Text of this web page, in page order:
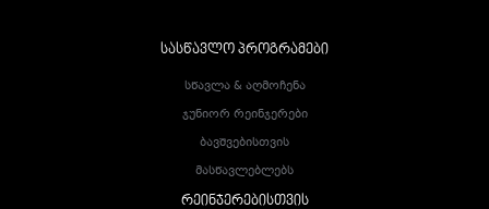
ᲡᲐᲡᲬᲐᲕᲚᲝ ᲞᲠᲝᲒᲠᲐᲛᲔᲑᲘ
Სწავლა & Აღმოჩენა
Ჯუნიორ Რეინჯერები
Ბავშვებისთვის
Მასწავლებლებს
ᲠᲔᲘᲜᲯᲔᲠᲔᲑᲘᲡᲗᲕᲘᲡ